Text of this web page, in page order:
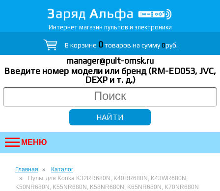
Интернет магазин пультов и электроники
В корзине 0товаров на сумму0руб.
manager@pult-omsk.ru
Введите номер модели или бренд (RM-ED053, JVC,
DEXP и т. д.)
МЕНЮ
Главная
Каталог
Пульт для Konka K32RR680N, K40RR680N, K43WR680N,
K50NR680N, K55NR680N, K58NR680N, K65NR680N, K70NR680N